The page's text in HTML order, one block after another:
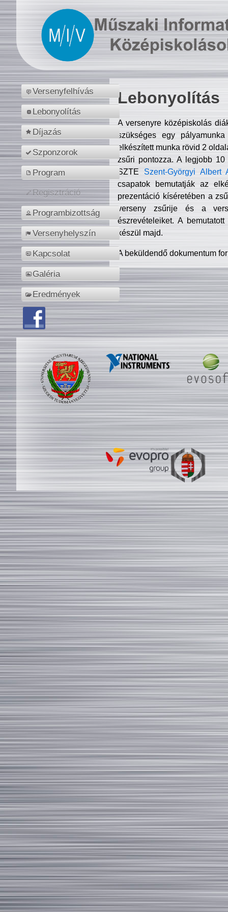
Versenyfelhívás
Lebonyolítás
Díjazás
Szponzorok
Program
Regisztráció
Programbizottság
Versenyhelyszín
Kapcsolat
Galéria
Eredmények
Lebonyolítás
A versenyre középiskolás
szükséges egy
elkészített munka rövid 2
zsűri pontozza. A legjobb
SZTE Szent-Györgyi Albert
csapatok bemutatják az
prezentáció kíséretében a
verseny zsűrije és a
észrevételeiket. A
készül majd.
A beküldendő dokumentum